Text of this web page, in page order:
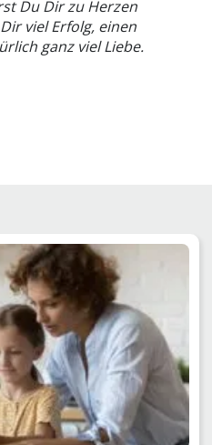
Du Dir zu Herzen
viel Erfolg, einen
ganz viel Liebe.